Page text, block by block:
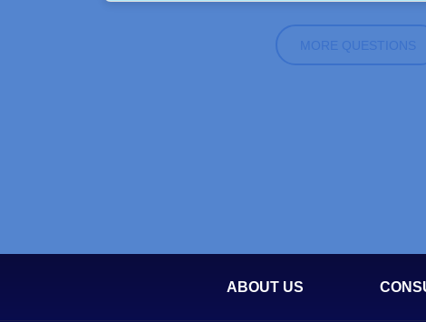
MORE QUESTIONS
ABOUT US